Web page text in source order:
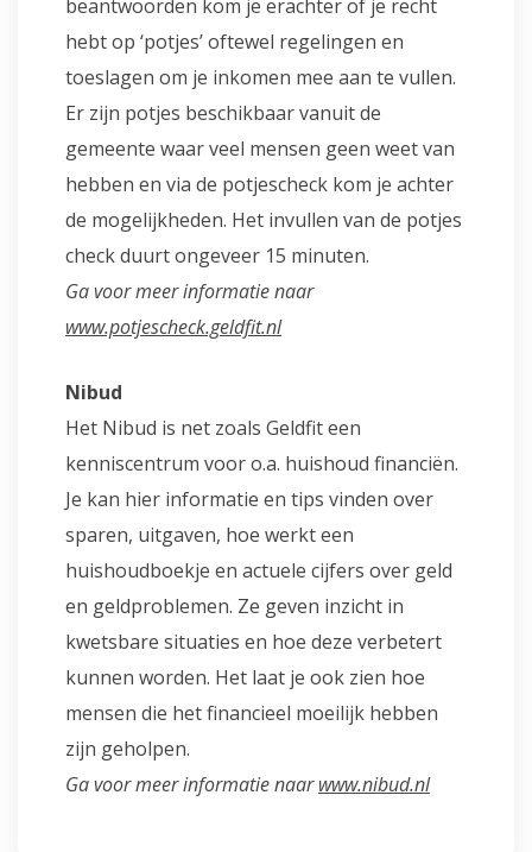
beantwoorden kom je erachter of je recht
hebt op ‘potjes’ oftewel regelingen en
toeslagen om je inkomen mee aan te vullen.
Er zijn potjes beschikbaar vanuit de
gemeente waar veel mensen geen weet van
hebben en via de potjescheck kom je achter
de mogelijkheden. Het invullen van de potjes
check duurt ongeveer 15 minuten.
Ga voor meer informatie naar
www.potjescheck.geldfit.nl
Nibud
Het Nibud is net zoals Geldfit een
kenniscentrum voor o.a. huishoud financiën.
Je kan hier informatie en tips vinden over
sparen, uitgaven, hoe werkt een
huishoudboekje en actuele cijfers over geld
en geldproblemen. Ze geven inzicht in
kwetsbare situaties en hoe deze verbetert
kunnen worden. Het laat je ook zien hoe
mensen die het financieel moeilijk hebben
zijn geholpen.
Ga voor meer informatie naarwww.nibud.nl